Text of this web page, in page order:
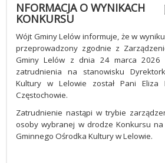
NFORMACJA O WYNIKACH
KONKURSU
Wójt Gminy Lelów informuje, że w
przeprowadzony zgodnie z
Gminy Lelów z dnia 24 marca 2026
zatrudnienia na stanowisku
Kultury w Lelowie został Pani Eliza
Częstochowie.
Zatrudnienie nastąpi w trybie
osoby wybranej w drodze Konkursu
Gminnego Ośrodka Kultury w Lelowie.